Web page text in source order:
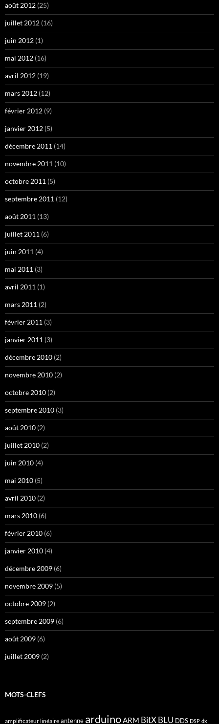
août 2012 (25)
juillet 2012 (16)
juin 2012 (1)
mai 2012 (16)
avril 2012 (19)
mars 2012 (12)
février 2012 (9)
janvier 2012 (5)
décembre 2011 (14)
novembre 2011 (10)
octobre 2011 (5)
septembre 2011 (12)
août 2011 (13)
juillet 2011 (6)
juin 2011 (4)
mai 2011 (3)
avril 2011 (1)
mars 2011 (2)
février 2011 (3)
janvier 2011 (3)
décembre 2010 (2)
novembre 2010 (2)
octobre 2010 (2)
septembre 2010 (3)
août 2010 (2)
juillet 2010 (2)
juin 2010 (4)
mai 2010 (5)
avril 2010 (2)
mars 2010 (6)
février 2010 (6)
janvier 2010 (4)
décembre 2009 (6)
novembre 2009 (5)
octobre 2009 (2)
septembre 2009 (6)
août 2009 (6)
juillet 2009 (2)
MOTS-CLEFS
amplificateur linéaire antenne arduinoARM BitX BLU DDS DSP dx